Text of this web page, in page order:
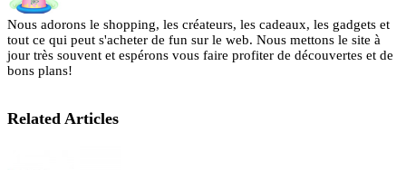
Nous adorons le shopping, les créateurs, les cadeaux, les gadgets et
tout ce qui peut s'acheter de fun sur le web. Nous mettons le site à
jour très souvent et espérons vous faire profiter de découvertes et de
bons plans!
Related Articles